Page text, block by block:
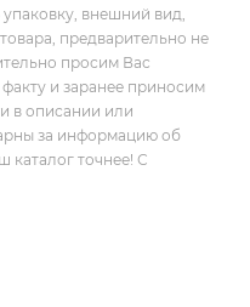
внешний вид,
предварительно не
просим Вас
и заранее приносим
в описании или
за информацию об
каталог точнее! С